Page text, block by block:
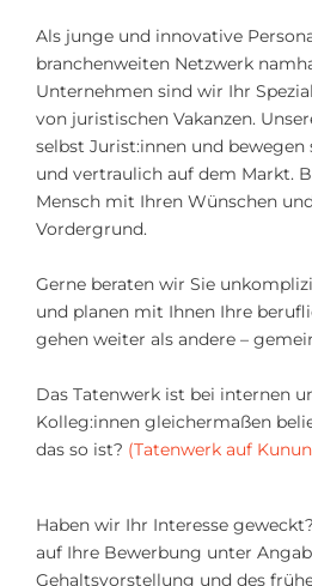
Als junge und innovative
branchenweiten Netzwerk
Unternehmen sind wir Ihr
von juristischen Vakanzen.
selbst Jurist:innen und bewegen
und vertraulich auf dem Markt.
Mensch mit Ihren Wünschen
Vordergrund.
Gerne beraten wir Sie
und planen mit Ihnen Ihre
gehen weiter als andere –
Das Tatenwerk ist bei internen
Kolleg:innen gleichermaßen
das so ist? (Tatenwerk auf
Haben wir Ihr Interesse
auf Ihre Bewerbung unter
Gehaltsvorstellung und des